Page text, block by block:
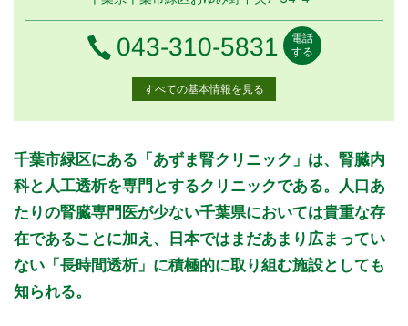
電話番号
043-310-5831
電話
する
すべての基本情報を見る
診療時間 月 月曜日
火火曜日
水 木曜日
金 土 土曜日
日日曜日
祝 祝日
9:30 - 12:00
○ ○ ○ ○ ○
休
15:00 - 18:00
○ 休 ○ 休 ○ 休 休 休
休診日：火曜午後・木曜午後・土曜午後・日曜・祝日
※診療時間や臨時休診・診療内容等について、事前に必ず医療
機関ホームページ、またはお電話にてご確認ください。
千葉市緑区にある「あずま腎クリニック」は、腎臓内
科と人工透析を専門とするクリニックである。人口あ
たりの腎臓専門医が少ない千葉県においては貴重な存
在であることに加え、日本ではまだあまり広まってい
ない「長時間透析」に積極的に取り組む施設としても
知られる。